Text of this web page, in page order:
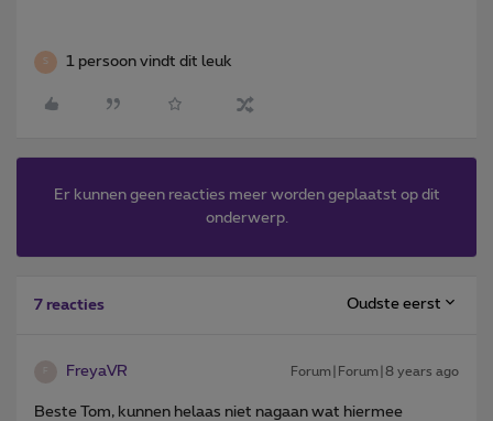
S 1 persoon vindt dit leuk
Er kunnen geen reacties meer worden geplaatst op dit
onderwerp.
7 reacties Oudste eerst
FreyaVR Forum|Forum|8 years ago
Beste Tom, kunnen helaas niet nagaan wat hiermee